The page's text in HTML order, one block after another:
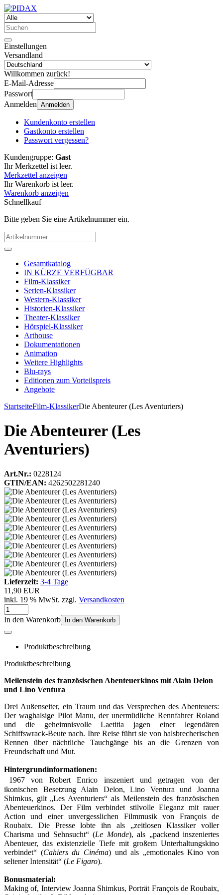
Einstellungen
Versandland
Willkommen zurück!
E-Mail-Adresse
Passwort
Anmelden Anmelden
Kundenkonto erstellen
Gastkonto erstellen
Passwort vergessen?
Kundengruppe: Gast
Ihr Merkzettel ist leer.
Merkzettel anzeigen
Ihr Warenkorb ist leer.
Warenkorb anzeigen
Schnellkauf
Bitte geben Sie eine Artikelnummer ein.
Gesamtkatalog
IN KÜRZE VERFÜGBAR
Film-Klassiker
Serien-Klassiker
Western-Klassiker
Historien-Klassiker
Theater-Klassiker
Hörspiel-Klassiker
Arthouse
Dokumentationen
Animation
Weitere Highlights
Blu-rays
Editionen zum Vorteilspreis
Angebote
StartseiteFilm-KlassikerDie Abenteurer (Les Aventuriers)
Die Abenteurer (Les
Aventuriers)
Art.Nr.: 0228124
GTIN/EAN: 4262502281240
Lieferzeit: 3-4 Tage
11,90 EUR
inkl. 19 % MwSt. zzgl. Versandkosten
In den Warenkorb In den Warenkorb
Produktbeschreibung
Produktbeschreibung
Meilenstein des französischen Abenteuerkinos mit Alain Delon
und Lino Ventura
Drei Außenseiter, ein Traum und das Versprechen des Abenteuers:
Der waghalsige Pilot Manu, der unermüdliche Rennfahrer Roland
und die geheimnisvolle Laetitia jagen einer legendären
Schiffswrack-Beute nach. Ihre Reise führt sie von halsbrecherischen
Rennen über nächtliche Tauchgänge bis an die Grenzen von
Freundschaft und Mut.
Hintergrundinformationen:
1967 von Robert Enrico inszeniert und getragen von der
ikonischen Besetzung Alain Delon, Lino Ventura und Joanna
Shimkus, gilt „Les Aventuriers“ als Meilenstein des französischen
Abenteuerkinos. Der Film verbindet stilvolle Eleganz mit rauer
Action und einer unvergesslichen Filmmusik von François de
Roubaix. Die Presse lobte ihn als „zeitlosen Klassiker voller
Charisma und Sehnsucht“ (Le Monde), als „packend inszeniertes
Abenteuer, das existenzielle Tiefe mit großem Unterhaltungskino
verbindet“ (Cahiers du Cinéma) und als „emotionales Kino von
seltener Intensität“ (Le Figaro).
Bonusmaterial:
Making of, Interview Joanna Shimkus, Porträt François de Roubaix,